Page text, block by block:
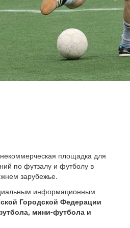
площадка для
по футзалу и футболу в
зарубежье.
информационным
Городской Федерации
мини-футбола и